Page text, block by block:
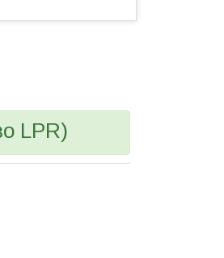
LPR)